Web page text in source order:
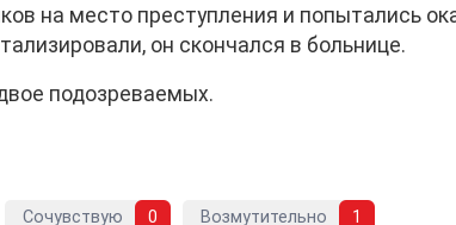
на место преступления и попытались
он скончался в больнице.
подозреваемых.
Сочувствую 0 Возмутительно 1